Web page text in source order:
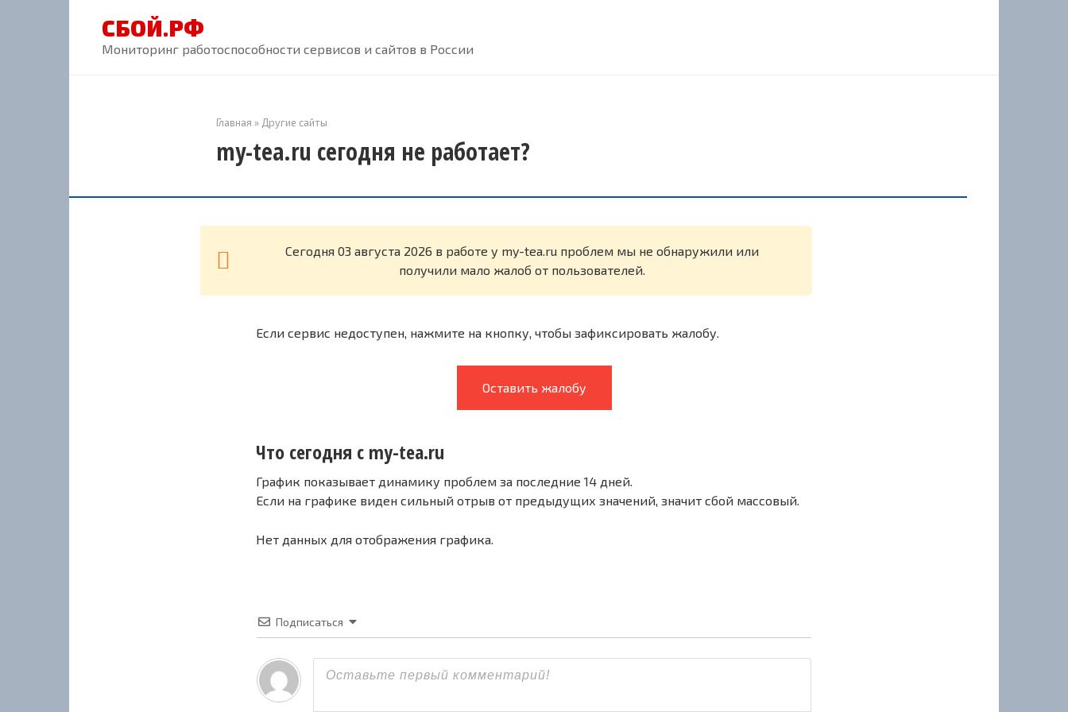
СБОЙ.РФ
Мониторинг работоспособности сервисов и сайтов в России
Главная » Другие сайты
my-tea.ru сегодня не работает?
Cегодня 03 августа 2026 в работе у my-tea.ru проблем мы не обнаружили или
получили мало жалоб от пользователей.
Если сервис недоступен, нажмите на кнопку, чтобы зафиксировать жалобу.
Оставить жалобу
Что сегодня с my-tea.ru
График показывает динамику проблем за последние 14 дней.
Если на графике виден сильный отрыв от предыдущих значений, значит сбой массовый.
Нет данных для отображения графика.
Подписаться